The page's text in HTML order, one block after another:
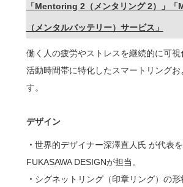
「Mentoring 2（メンタリング 2）」
（メンタルバッテリー）サービス」
働く人の疲労やストレスを継続的に可
活動時間帯に特化したスマートリング
す。
デザイン
・ 世界的デザイナー深澤直人氏 が代表
FUKASAWA DESIGNが担当。
・ シグネットリング（印章リング）の